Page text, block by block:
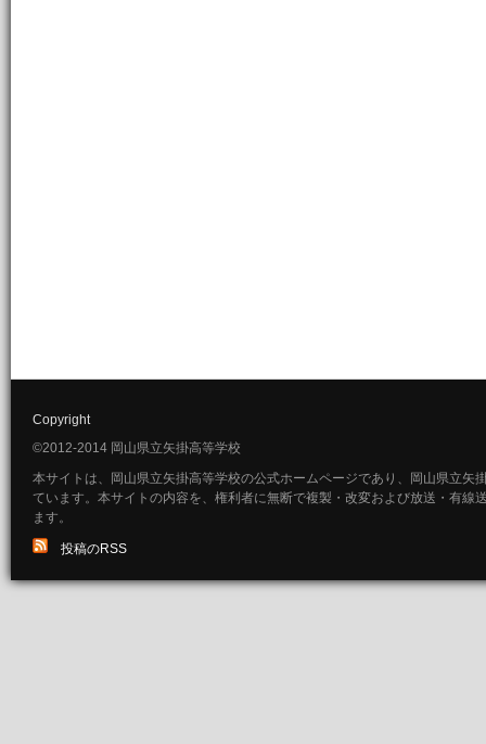
Copyright
©2012-2014 岡山県立矢掛高等学校
本サイトは、岡山県立矢掛高等学校の公式ホームページであり、岡山県立矢
ています。本サイトの内容を、権利者に無断で複製・改変および放送・有線
ます。
投稿のRSS